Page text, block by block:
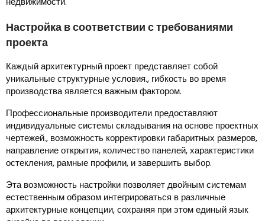
Настройка в соответствии с требованиями
проекта
Каждый архитектурный проект представляет собой
уникальные структурные условия., гибкость во время
производства является важным фактором.
Профессиональные производители предоставляют
индивидуальные системы складывания на основе проектных
чертежей., возможность корректировки габаритных размеров,
направление открытия, количество панелей, характеристики
остекления, рамные профили, и завершить выбор.
Эта возможность настройки позволяет двойным системам
естественным образом интегрироваться в различные
архитектурные концепции, сохраняя при этом единый язык